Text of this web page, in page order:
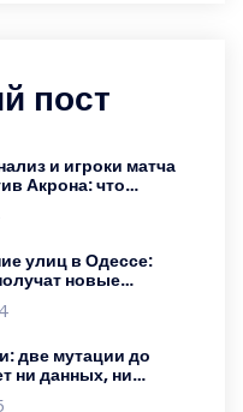
пост
и игроки матча
Акрона: что
улиц в Одессе:
новые
две мутации до
ни данных, ни